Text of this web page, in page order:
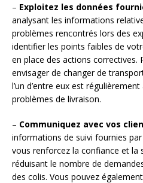
– Exploitez les données
analysant les informations
problèmes rencontrés lors des
identifier les points faibles de
en place des actions correctives.
envisager de changer de
l’un d’entre eux est
problèmes de livraison.
– Communiquez avec vos
informations de suivi fournies
vous renforcez la confiance et la
réduisant le nombre de
des colis. Vous pouvez